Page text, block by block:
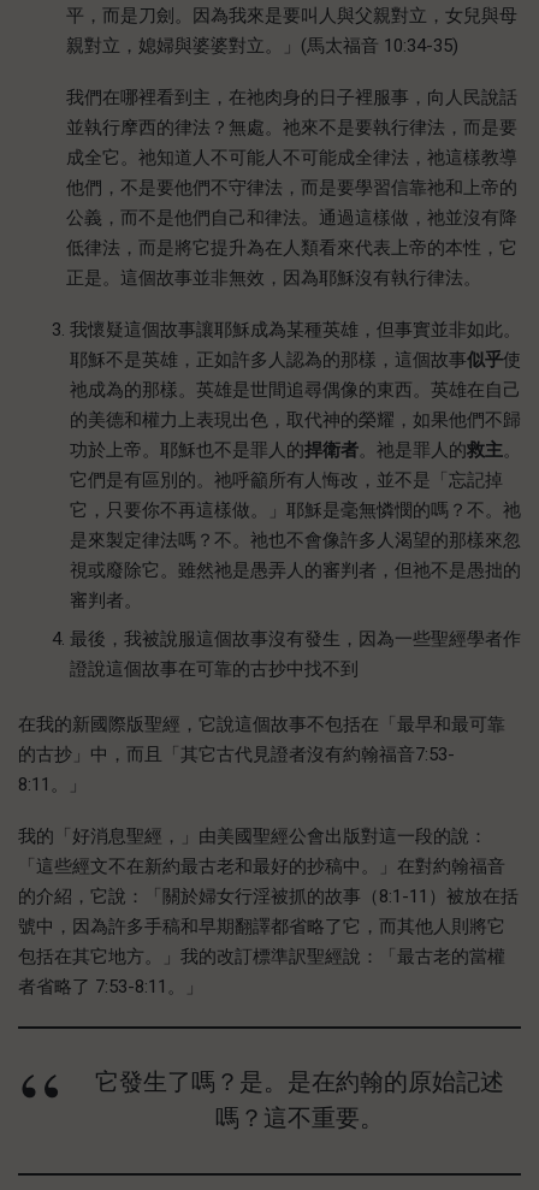
平，而是刀劍。因為我來是要叫人與父親對立，女兒與母
親對立，媳婦與婆婆對立。」(馬太福音 10:34-35)
我們在哪裡看到主，在祂肉身的日子裡服事，向人民說話
並執行摩西的律法？無處。祂來不是要執行律法，而是要
成全它。祂知道人不可能人不可能成全律法，祂這樣教導
他們，不是要他們不守律法，而是要學習信靠祂和上帝的
公義，而不是他們自己和律法。通過這樣做，祂並沒有降
低律法，而是將它提升為在人類看來代表上帝的本性，它
正是。這個故事並非無效，因為耶穌沒有執行律法。
我懷疑這個故事讓耶穌成為某種英雄，但事實並非如此。
耶穌不是英雄，正如許多人認為的那樣，這個故事似乎使
祂成為的那樣。英雄是世間追尋偶像的東西。英雄在自己
的美德和權力上表現出色，取代神的榮耀，如果他們不歸
功於上帝。耶穌也不是罪人的捍衛者。祂是罪人的救主。
它們是有區別的。祂呼籲所有人悔改，並不是「忘記掉
它，只要你不再這樣做。」耶穌是毫無憐憫的嗎？不。祂
是來製定律法嗎？不。祂也不會像許多人渴望的那樣來忽
視或廢除它。雖然祂是愚弄人的審判者，但祂不是愚拙的
審判者。
最後，我被說服這個故事沒有發生，因為一些聖經學者作
證說這個故事在可靠的古抄中找不到
在我的新國際版聖經，它說這個故事不包括在「最早和最可靠
的古抄」中，而且「其它古代見證者沒有約翰福音7:53-
8:11。」
我的「好消息聖經，」由美國聖經公會出版對這一段的說：
「這些經文不在新約最古老和最好的抄稿中。」在對約翰福音
的介紹，它說：「關於婦女行淫被抓的故事（8:1-11）被放在括
號中，因為許多手稿和早期翻譯都省略了它，而其他人則將它
包括在其它地方。」我的改訂標準訳聖經說：「最古老的當權
者省略了 7:53-8:11。」
它發生了嗎？是。是在約翰的原始記述
嗎？這不重要。